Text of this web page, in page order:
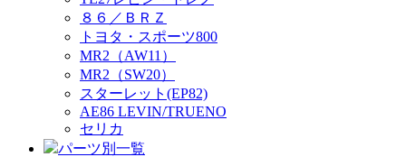
８６／ＢＲＺ
トヨタ・スポーツ800
MR2（AW11）
MR2（SW20）
スターレット(EP82)
AE86 LEVIN/TRUENO
セリカ
パーツ別一覧